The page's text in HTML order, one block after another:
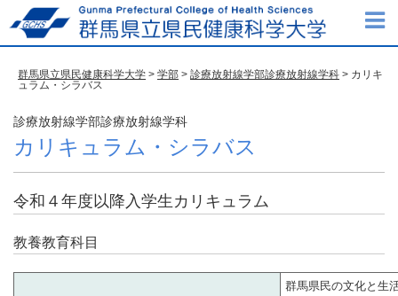
群馬県立県民健康科学大学 > 学部 > 診療放射線学部診療放射線学科 > カリキ
ュラム・シラバス
診療放射線学部診療放射線学科
カリキュラム・シラバス
令和４年度以降入学生カリキュラム
教養教育科目
群馬県民の文化と生